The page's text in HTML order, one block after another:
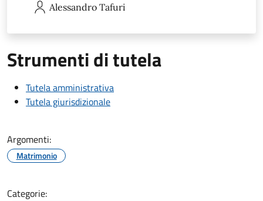
Alessandro Tafuri
Strumenti di tutela
Tutela amministrativa
Tutela giurisdizionale
Argomenti:
Matrimonio
Categorie: